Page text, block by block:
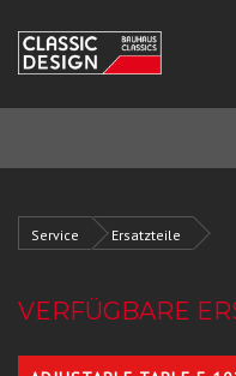
Service Ersatzteile
VERFÜGBARE